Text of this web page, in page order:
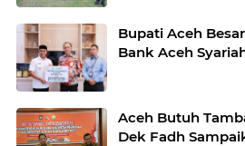
Bupati Aceh
Bank Aceh
Aceh Butuh
Dek Fadh